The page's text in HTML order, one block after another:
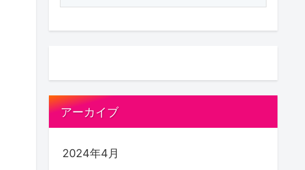
アーカイブ
2024年4月